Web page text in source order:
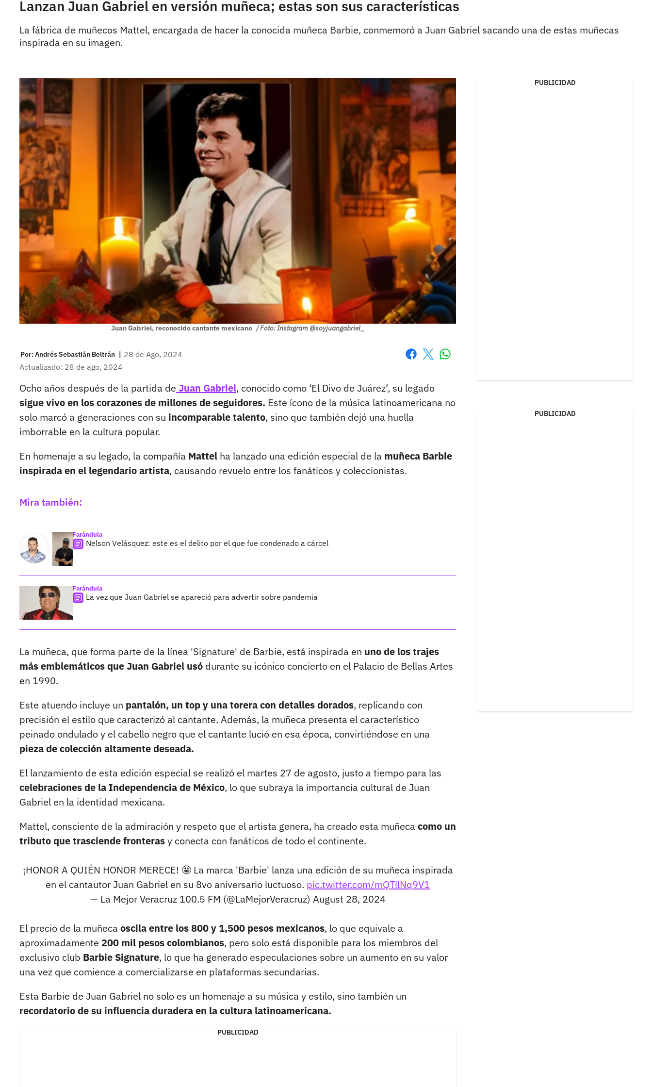
Lanzan Juan Gabriel en versión muñeca; estas son sus características
La fábrica de muñecos Mattel, encargada de hacer la conocida muñeca Barbie, conmemoró a Juan Gabriel sacando una de estas muñecas
inspirada en su imagen.
Juan Gabriel, reconocido cantante mexicano / Foto: Instagram @soyjuangabriel_
Por:Andrés Sebastián Beltrán | 28 de Ago, 2024
Actualizado: 28 de ago, 2024
Ocho años después de la partida de Juan Gabriel, conocido como ‘El Divo de Juárez’, su legado
sigue vivo en los corazones de millones de seguidores. Este ícono de la música latinoamericana no
solo marcó a generaciones con su incomparable talento, sino que también dejó una huella
imborrable en la cultura popular.
En homenaje a su legado, la compañía Mattel ha lanzado una edición especial de la muñeca Barbie
inspirada en el legendario artista, causando revuelo entre los fanáticos y coleccionistas.
Mira también:
Farándula
Nelson Velásquez: este es el delito por el que fue condenado a cárcel
Farándula
La vez que Juan Gabriel se apareció para advertir sobre pandemia
La muñeca, que forma parte de la línea 'Signature' de Barbie, está inspirada en uno de los trajes
más emblemáticos que Juan Gabriel usó durante su icónico concierto en el Palacio de Bellas Artes
en 1990.
Este atuendo incluye un pantalón, un top y una torera con detalles dorados, replicando con
precisión el estilo que caracterizó al cantante. Además, la muñeca presenta el característico
peinado ondulado y el cabello negro que el cantante lució en esa época, convirtiéndose en una
pieza de colección altamente deseada.
El lanzamiento de esta edición especial se realizó el martes 27 de agosto, justo a tiempo para las
celebraciones de la Independencia de México, lo que subraya la importancia cultural de Juan
Gabriel en la identidad mexicana.
Mattel, consciente de la admiración y respeto que el artista genera, ha creado esta muñeca como un
tributo que trasciende fronterasy conecta con fanáticos de todo el continente.
¡HONOR A QUIÉN HONOR MERECE! 🤩 La marca 'Barbie' lanza una edición de su muñeca inspirada
en el cantautor Juan Gabriel en su 8vo aniversario luctuoso. pic.twitter.com/mQTllNq9V1
— La Mejor Veracruz 100.5 FM (@LaMejorVeracruz) August 28, 2024
El precio de la muñeca oscila entre los 800 y 1,500 pesos mexicanos, lo que equivale a
aproximadamente 200 mil pesos colombianos, pero solo está disponible para los miembros del
exclusivo club Barbie Signature, lo que ha generado especulaciones sobre un aumento en su valor
una vez que comience a comercializarse en plataformas secundarias.
Esta Barbie de Juan Gabriel no solo es un homenaje a su música y estilo, sino también un
recordatorio de su influencia duradera en la cultura latinoamericana.
PUBLICIDAD
PUBLICIDAD
PUBLICIDAD